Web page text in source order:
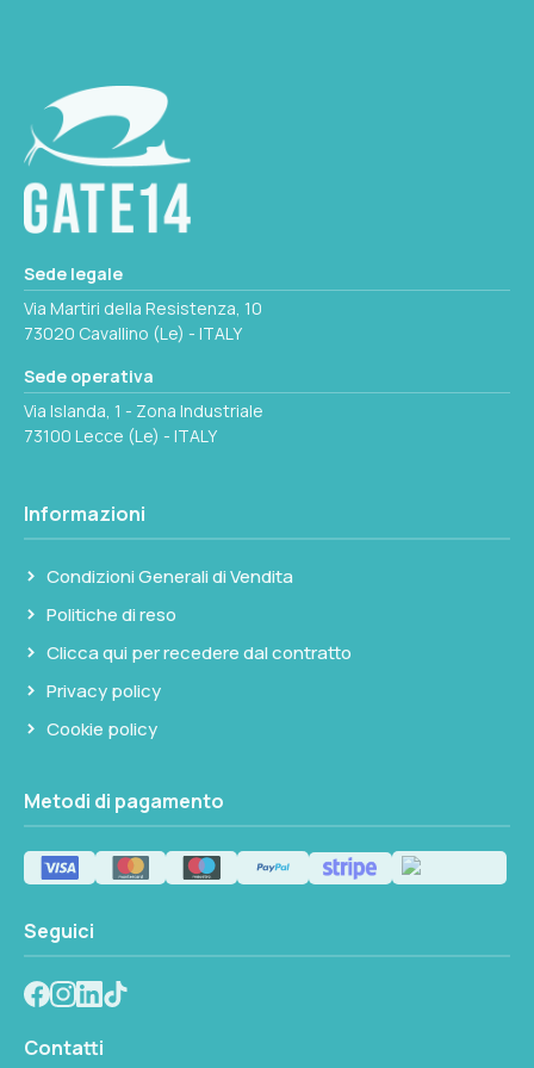
40
Seleziona questa variante
W MM
92
6
50
Non disponibile
Sede legale
Via Martiri della Resistenza, 10
73020 Cavallino (Le) - ITALY
Sede operativa
Via Islanda, 1 - Zona Industriale
73100 Lecce (Le) - ITALY
Informazioni
Condizioni Generali di Vendita
Politiche di reso
Clicca qui per recedere dal contratto
Privacy policy
Cookie policy
Metodi di pagamento
Seguici
Contatti